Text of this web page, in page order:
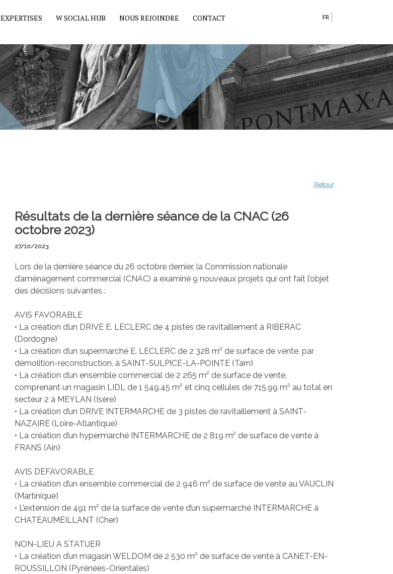
EXPERTISES W SOCIAL HUB NOUS REJOINDRE CONTACT FR
Retour
Résultats de la dernière séance de la CNAC (26
octobre 2023)
27/10/2023
Lors de la dernière séance du 26 octobre dernier, la Commission nationale
d’aménagement commercial (CNAC) a examiné 9 nouveaux projets qui ont fait l’objet
des décisions suivantes :
AVIS FAVORABLE
• La création d’un DRIVE E. LECLERC de 4 pistes de ravitaillement à RIBERAC
(Dordogne)
• La création d’un supermarché E. LECLERC de 2 328 m² de surface de vente, par
démolition-reconstruction, à SAINT-SULPICE-LA-POINTE (Tarn)
• La création d’un ensemble commercial de 2 265 m² de surface de vente,
comprenant un magasin LIDL de 1 549,45 m² et cinq cellules de 715,99 m² au total en
secteur 2 à MEYLAN (Isère)
• La création d’un DRIVE INTERMARCHE de 3 pistes de ravitaillement à SAINT-
NAZAIRE (Loire-Atlantique)
• La création d’un hypermarché INTERMARCHE de 2 819 m² de surface de vente à
FRANS (Ain)
AVIS DEFAVORABLE
• La création d’un ensemble commercial de 2 946 m² de surface de vente au VAUCLIN
(Martinique)
• L’extension de 491 m² de la surface de vente d’un supermarché INTERMARCHE à
CHATEAUMEILLANT (Cher)
NON-LIEU A STATUER
• La création d’un magasin WELDOM de 2 530 m² de surface de vente à CANET-EN-
ROUSSILLON (Pyrénées-Orientales)